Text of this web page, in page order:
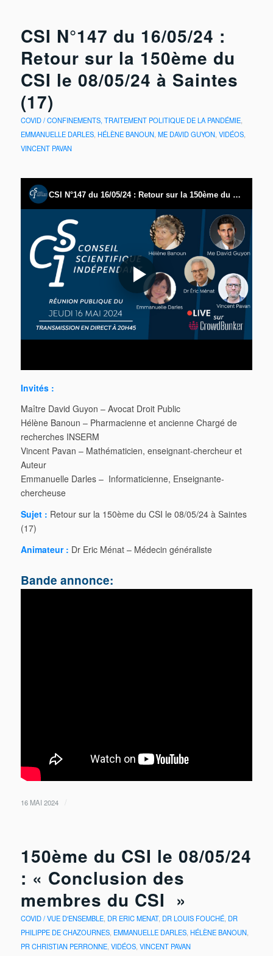
CSI N°147 du 16/05/24 :
Retour sur la 150ème du
CSI le 08/05/24 à Saintes
(17)
COVID / CONFINEMENTS, TRAITEMENT POLITIQUE DE LA PANDÉMIE,
EMMANUELLE DARLES, HÉLÈNE BANOUN, ME DAVID GUYON, VIDÉOS,
VINCENT PAVAN
Invités :
Maître David Guyon – Avocat Droit Public
Hélène Banoun – Pharmacienne et ancienne Chargé de
recherches INSERM
Vincent Pavan – Mathématicien, enseignant-chercheur et
Auteur
Emmanuelle Darles – Informaticienne, Enseignante-
chercheuse
Sujet : Retour sur la 150ème du CSI le 08/05/24 à Saintes
(17)
Animateur : Dr Eric Ménat – Médecin généraliste
Bande annonce:
16 MAI 2024 /
150ème du CSI le 08/05/24
: « Conclusion des
membres du CSI »
COVID / VUE D'ENSEMBLE, DR ERIC MENAT, DR LOUIS FOUCHÉ, DR
PHILIPPE DE CHAZOURNES, EMMANUELLE DARLES, HÉLÈNE BANOUN,
PR CHRISTIAN PERRONNE, VIDÉOS, VINCENT PAVAN